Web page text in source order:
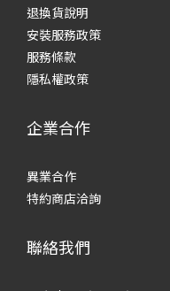
退換貨說明
安裝服務政策
服務條款
隱私權政策
企業合作
異業合作
特約商店洽詢
聯絡我們